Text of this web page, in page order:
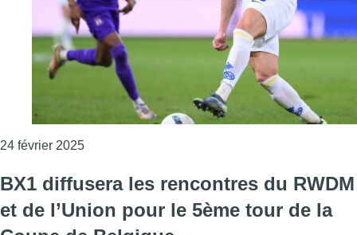
24 février 2025Consulter l'article "Pro League : l’Union Saint-
BX1 diffusera les rencontres du RWDM
et de l’Union pour le 5ème tour de la